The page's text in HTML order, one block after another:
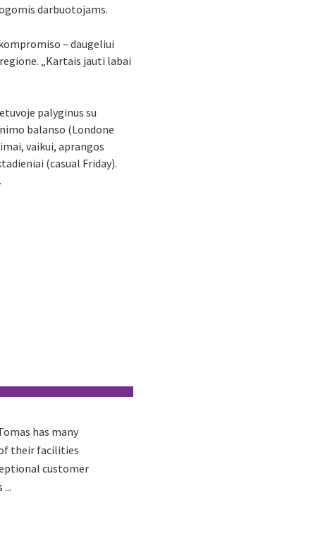
darbuotojams.
– daugeliui
„Kartais jauti labai
palyginus su
balanso (Londone
vaikui, aprangos
(casual Friday).
has many
their facilities
customer